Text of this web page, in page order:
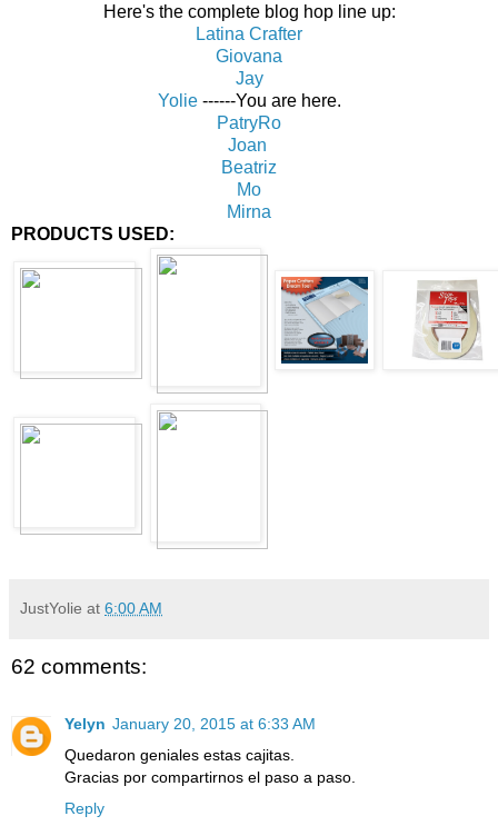
Here's the complete blog hop line up:
Latina Crafter
Giovana
Jay
Yolie------You are here.
PatryRo
Joan
Beatriz
Mo
Mirna
PRODUCTS USED:
JustYolie at 6:00 AM
62 comments:
Yelyn January 20, 2015 at 6:33 AM
Quedaron geniales estas cajitas.
Gracias por compartirnos el paso a paso.
Reply